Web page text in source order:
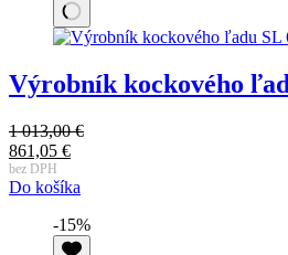
Výrobník kockového
1 013,00€
Pôvodná
cena
bola:
013,00 €.
861,05 €
Aktuálna
cena
861,05 €.
bez DPH
Do košíka
-15%